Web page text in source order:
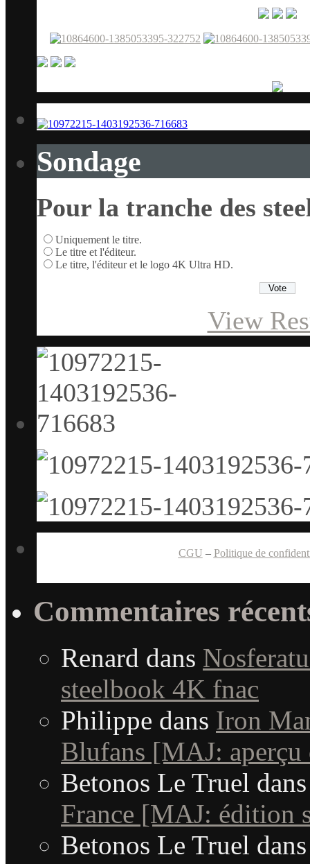
Sondage
Pour la tranche des
Uniquement le titre.
Le titre et l'éditeur.
Le titre, l'éditeur et le logo 4K Ultra HD.
View
CGU – Politique de
Commentaires
Renard dans
steelbook 4K fnac
Philippe dans Iron
Blufans [MAJ: aperçu
Betonos Le Truel
France [MAJ: édition
Betonos Le Truel